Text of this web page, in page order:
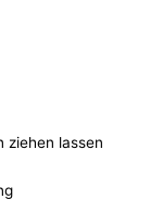
ziehen lassen